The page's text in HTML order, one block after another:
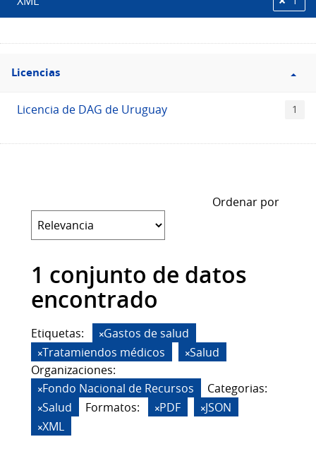
Filtro
Licencias
Licencias
Licencia de DAG de Uruguay 1
Ordenar por
1 conjunto de datos
encontrado
Etiquetas:
Gastos de salud
Tratamiendos médicos
Salud
Organizaciones:
Fondo Nacional de Recursos
Categorias:
Salud
Formatos: PDF
JSON
XML